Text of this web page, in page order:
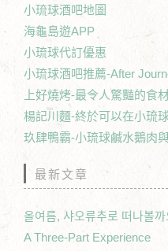
小琉球酒吧地圖
海龜島遊APP
小琉球代訂優惠
小琉球酒吧推薦-After
上好燒烤-最令人驚豔的食
楊記川麵-終於可以在小琉
玖肆鴨霸-小琉球鹹水鵝肉
最新文章
올여름, 샤오류추로 떠나볼까
A Three-Part Experience